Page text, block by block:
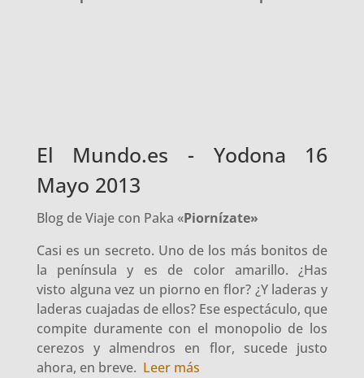
El Mundo.es - Yodona 16
Mayo 2013
Blog de Viaje con Paka «Piornízate»
Casi es un secreto. Uno de los más bonitos de
la península y es de color amarillo. ¿Has
visto alguna vez un piorno en flor? ¿Y laderas y
laderas cuajadas de ellos? Ese espectáculo, que
compite duramente con el monopolio de los
cerezos y almendros en flor, sucede justo
ahora, en breve. Leer más